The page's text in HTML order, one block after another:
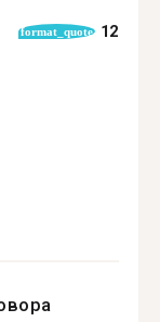
format_quote 12